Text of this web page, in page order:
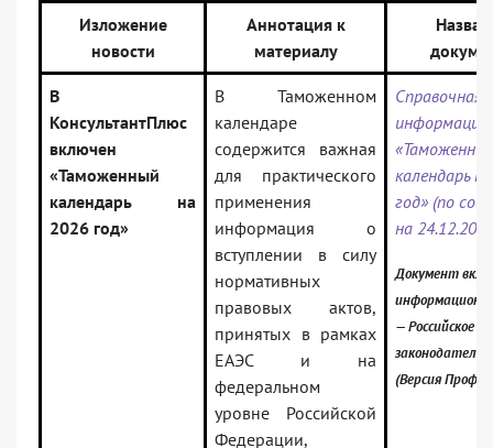
Изложение
новости
Аннотация к
материалу
В
КонсультантПлюс
включен
«Таможенный
календарь на
2026 год»
В Таможенном
календаре
содержится важная
для практического
применения
информация о
вступлении в силу
нормативных
правовых актов,
принятых в рамках
ЕАЭС и на
федеральном
уровне Российской
Федерации,
Справочная
информация:
календарь
год» (по
на
Документ
— Российское
(Версия Проф)